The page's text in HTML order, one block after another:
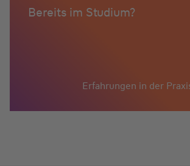
Bereits im Studium?
Erfahrungen in der